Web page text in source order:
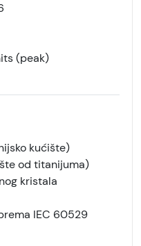
(peak)
kućište)
od titanijuma)
kristala
IEC 60529